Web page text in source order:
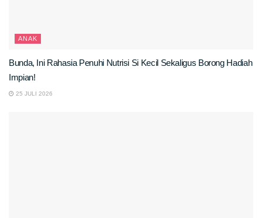
ANAK
Bunda, Ini Rahasia Penuhi Nutrisi Si Kecil Sekaligus Borong Hadiah
Impian!
25 JULI 2026